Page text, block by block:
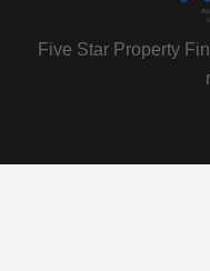
Five Star Property